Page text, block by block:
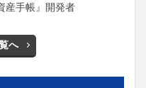
産手帳』開発者
へ